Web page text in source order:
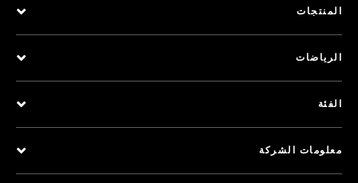
المنتجات
الرياضات
الفئة
معلومات الشركة